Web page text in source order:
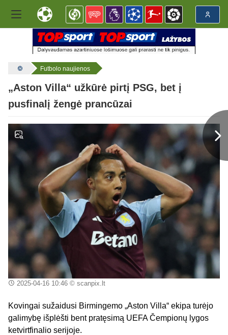
Futbolo naujienos
„Aston Villa“ užkūrė pirtį PSG, bet į
pusfinalį žengė prancūzai
2025-04-16 10:46© scanpix.lt
Kovingai sužaidusi Birmingemo „Aston Villa“ ekipa turėjo
galimybę išplėšti bent pratęsimą UEFA Čempionų lygos
ketvirtfinalio serijoje.